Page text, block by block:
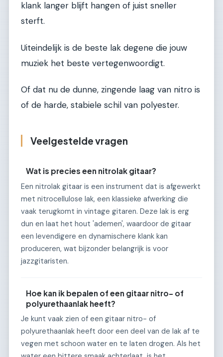
klank langer blijft hangen of juist sneller
sterft.
Uiteindelijk is de beste lak degene die jouw
muziek het beste vertegenwoordigt.
Of dat nu de dunne, zingende laag van nitro is
of de harde, stabiele schil van polyester.
Veelgestelde vragen
Wat is precies een nitrolak gitaar?
Een nitrolak gitaar is een instrument dat is afgewerkt
met nitrocellulose lak, een klassieke afwerking die
vaak terugkomt in vintage gitaren. Deze lak is erg
dun en laat het hout 'ademen', waardoor de gitaar
een levendigere en dynamischere klank kan
produceren, wat bijzonder belangrijk is voor
jazzgitaristen.
Hoe kan ik bepalen of een gitaar nitro- of
polyurethaanlak heeft?
Je kunt vaak zien of een gitaar nitro- of
polyurethaanlak heeft door een deel van de lak af te
vegen met schoon water en te laten drogen. Als het